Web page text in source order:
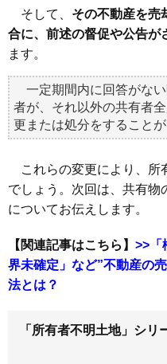
そして、 その不動産を売
合に、前述の督促や公告が
ます。
一定期間内に回答がな
者が、それ以外の共有者
更または処分をすることが
これらの変更により、所
でしょう。次回は、共有物
についてお伝えします。
【関連記事はこちら】 >>「
界未確定」など”不動産の
法とは？
「所有者不明土地」シリ